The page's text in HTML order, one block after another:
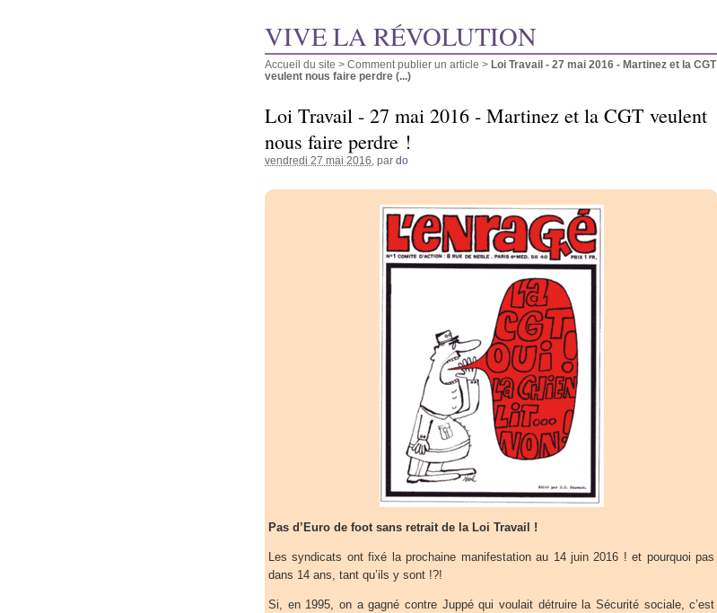
VIVE LA RÉVOLUTION
Accueil du site > Comment publier un article > Loi Travail - 27 mai 2016 - Martinez et la CGT
veulent nous faire perdre (...)
Loi Travail - 27 mai 2016 - Martinez et la CGT veulent
nous faire perdre !
vendredi 27 mai 2016 , par do
Pas d’Euro de foot sans retrait de la Loi Travail !
Les syndicats ont fixé la prochaine manifestation au 14 juin 2016 ! et pourquoi pas
dans 14 ans, tant qu’ils y sont !?!
Si, en 1995, on a gagné contre Juppé qui voulait détruire la Sécurité sociale, c’est